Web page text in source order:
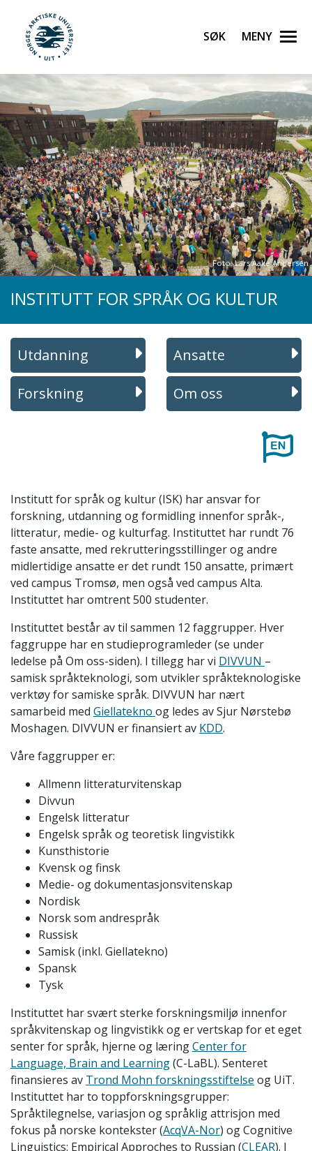
Gå til hovedinnhold
UiT Norges arktiske universitet
Søk Meny
Foto: Lars Aake Andersen
INSTITUTT FOR SPRÅK OG KULTUR
Utdanning Ansatte
Forskning Om oss
Institutt for språk og kultur (ISK) har ansvar for
forskning, utdanning og formidling innenfor språk-,
litteratur, medie- og kulturfag. Instituttet har rundt 76
faste ansatte, med rekrutteringsstillinger og andre
midlertidige ansatte er det rundt 150 ansatte, primært
ved campus Tromsø, men også ved campus Alta.
Instituttet har omtrent 500 studenter.
Instituttet består av til sammen 12 faggrupper. Hver
faggruppe har en studieprogramleder (se under
ledelse på Om oss-siden). I tillegg har vi DIVVUN –
samisk språkteknologi, som utvikler språkteknologiske
verktøy for samiske språk. DIVVUN har nært
samarbeid med Giellatekno og ledes av Sjur Nørstebø
Moshagen. DIVVUN er finansiert av KDD.
Våre faggrupper er:
Allmenn litteraturvitenskap
Divvun
Engelsk litteratur
Engelsk språk og teoretisk lingvistikk
Kunsthistorie
Kvensk og finsk
Medie- og dokumentasjonsvitenskap
Nordisk
Norsk som andrespråk
Russisk
Samisk (inkl. Giellatekno)
Spansk
Tysk
Instituttet har svært sterke forskningsmiljø innenfor
språkvitenskap og lingvistikk og er vertskap for et eget
senter for språk, hjerne og læringCenter for
Language, Brain and Learning(C-LaBL). Senteret
finansieres av Trond Mohn forskningsstiftelse og UiT.
Instituttet har to toppforskningsgrupper:
Språktilegnelse, variasjon og språklig attrisjon med
fokus på norske kontekster (AcqVA-Nor) og Cognitive
Linguistics: Empirical Approches to Russian (CLEAR). I